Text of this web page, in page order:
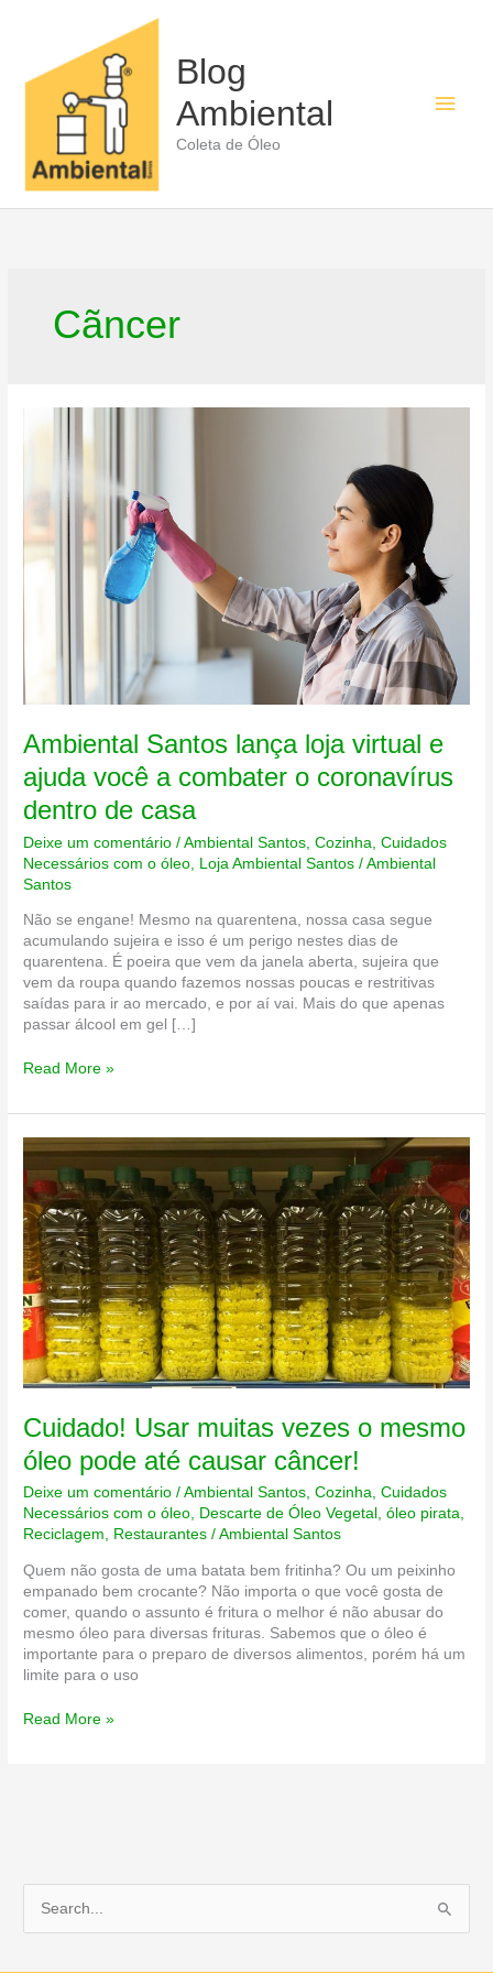
conteúdo
Blog
Ambiental
Coleta de Óleo
Cãncer
Ambiental Santos lança loja virtual e
ajuda você a combater o coronavírus
dentro de casa
Deixe um comentário /Ambiental Santos ,Cozinha ,Cuidados
Necessários com o óleo Loja Ambiental Santos /Ambiental
Santos
Não se engane! Mesmo na quarentena, nossa casa segue
acumulando sujeira e isso é um perigo nestes dias de
quarentena. É poeira que vem da janela aberta, sujeira que
vem da roupa quando fazemos nossas poucas e restritivas
saídas para ir ao mercado, e por aí vai. Mais do que apenas
passar álcool em gel […]
Ambiental
virtual
e
ajuda
você
a
combater
o
coronavírus
dentro
de
casa
Read More »
Cuidado! Usar muitas vezes o mesmo
óleo pode até causar câncer!
Deixe um comentário /Ambiental Santos,Cozinha,Cuidados
Necessários com o óleo, Descarte de Óleo Vegetal ,óleo pirata,
Reciclagem, Restaurantes /Ambiental Santos
Quem não gosta de uma batata bem fritinha? Ou um peixinho
empanado bem crocante? Não importa o que você gosta de
comer, quando o assunto é fritura o melhor é não abusar do
mesmo óleo para diversas frituras. Sabemos que o óleo é
importante para o preparo de diversos alimentos, porém há um
limite para o uso
Cuidado!
até
causar
Read More »